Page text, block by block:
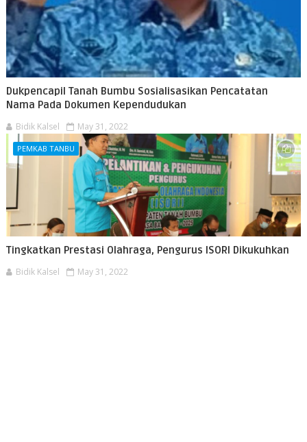
Dukpencapil Tanah Bumbu Sosialisasikan Pencatatan
Nama Pada Dokumen Kependudukan
Bidik Kalsel May 31, 2022
PEMKAB TANBU
Tingkatkan Prestasi Olahraga, Pengurus ISORI Dikukuhkan
Bidik Kalsel May 31, 2022